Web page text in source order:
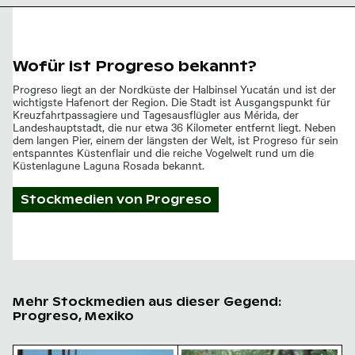
Wofür ist Progreso bekannt?
Progreso liegt an der Nordküste der Halbinsel Yucatán und ist der
wichtigste Hafenort der Region. Die Stadt ist Ausgangspunkt für
Kreuzfahrtpassagiere und Tagesausflügler aus Mérida, der
Landeshauptstadt, die nur etwa 36 Kilometer entfernt liegt. Neben
dem langen Pier, einem der längsten der Welt, ist Progreso für sein
entspanntes Küstenflair und die reiche Vogelwelt rund um die
Küstenlagune Laguna Rosada bekannt.
Stockmedien von Progreso
Mehr Stockmedien aus dieser Gegend:
Progreso, Mexiko
Pelikane ruhen auf dem Progreso Pier in Mexiko
Schmetterling auf Blumen